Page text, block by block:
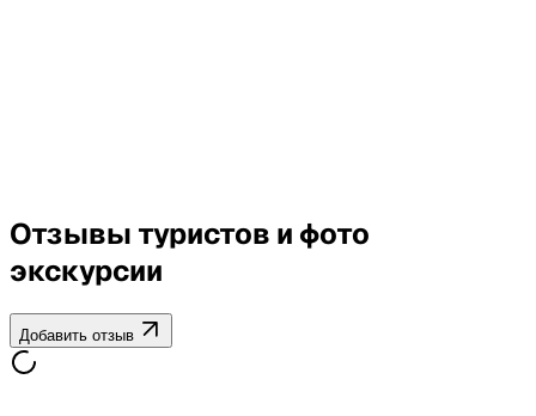
Отзывы туристов и фото
экскурсии
Добавить отзыв